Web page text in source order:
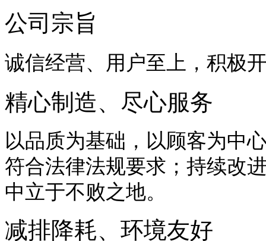
公司宗旨
诚信经营、用户至上，积极
精心制造、尽心服务
以品质为基础，以顾客为中
符合法律法规要求；持续改
中立于不败之地。
减排降耗、环境友好